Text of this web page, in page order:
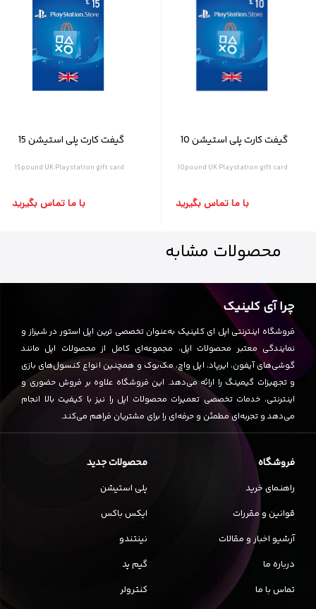
گیفت کارت پلی استیشن 10
پوندی انگلیس
10pound UK Playstation gift card
با ما تماس بگیرید
گیفت کارت پلی استیشن 15
پوندی انگلیس
15pound UK Playstation gift card
با ما تماس بگیرید
محصولات مشابه
چرا آی کلینیک
فروشگاه اینترنتی اپل ای کلینیک به‌عنوان تخصصی ترین اپل استور در شیراز و
نمایندگی معتبر محصولات اپل، مجموعه‌ای کامل از محصولات اپل مانند
گوشی‌های آیفون، ایرپاد، اپل واچ، مک‌بوک و همچنین انواع کنسول‌های بازی
و تجهیزات گیمینگ را ارائه می‌دهد. این فروشگاه علاوه بر فروش حضوری و
اینترنتی، خدمات تخصصی تعمیرات محصولات اپل را نیز با کیفیت بالا انجام
می‌دهد و تجربه‌ای مطمئن و حرفه‌ای را برای مشتریان فراهم می‌کند.
فروشگاه
راهنمای خرید
قوانین و مقررات
آرشیو اخبار و مقالات
درباره ما
تماس با ما
محصولات جدید
پلی استیشن
ایکس باکس
نینتندو
گیم پد
کنترولر